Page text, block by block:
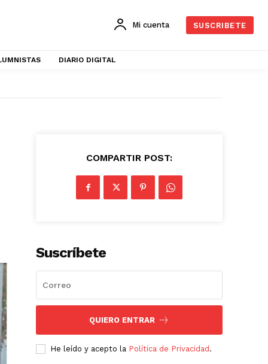
Mi cuenta SUSCRIBETE
DIARIO DIGITAL
COMPARTIR POST:
Suscríbete
QUIERO ENTRAR
He leído y acepto la Política de Privacidad .